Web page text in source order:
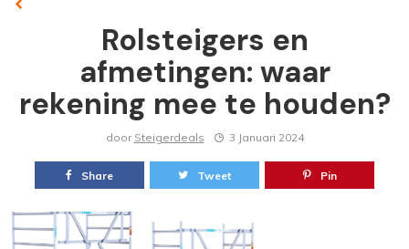
Rolsteigers en
afmetingen: waar
rekening mee te houden?
door Steigerdeals 3 Januari 2024
Share Tweet Pin